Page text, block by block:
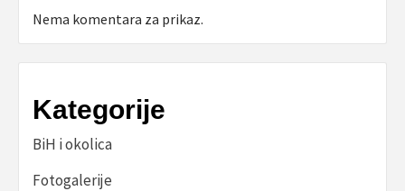
Nema komentara za prikaz.
Kategorije
BiH i okolica
Fotogalerije